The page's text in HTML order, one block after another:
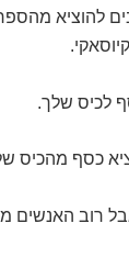
להוציא
לכיס שלך.
כסף מהכיס
רוב האנשים